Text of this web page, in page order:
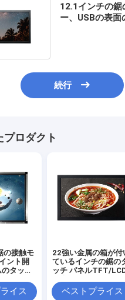
12.1インチの鋸
ー、USBの表面
続行
プロダクト
の接触モ
ント開
タッチ
イス
22強い金属の箱が付
ているインチの鋸の
ッチ パネルTFT/
ベストプライス